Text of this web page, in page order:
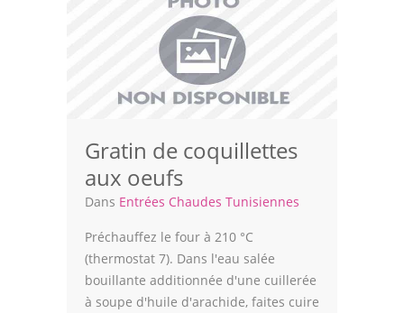
Gratin de coquillettes
aux oeufs
Dans Entrées Chaudes Tunisiennes
Préchauffez le four à 210 °C
(thermostat 7). Dans l'eau salée
bouillante additionnée d'une cuillerée
à soupe d'huile d'arachide, faites cuire